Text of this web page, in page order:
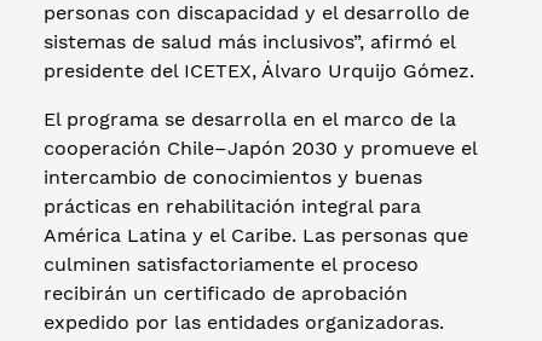
personas con discapacidad y el desarrollo de
sistemas de salud más inclusivos”, afirmó el
presidente del ICETEX, Álvaro Urquijo Gómez.
El programa se desarrolla en el marco de la
cooperación Chile–Japón 2030 y promueve el
intercambio de conocimientos y buenas
prácticas en rehabilitación integral para
América Latina y el Caribe. Las personas que
culminen satisfactoriamente el proceso
recibirán un certificado de aprobación
expedido por las entidades organizadoras.